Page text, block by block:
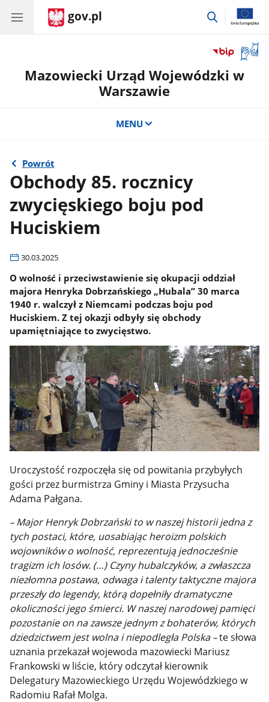
gov.pl
przejdź
okno
z
Mazowiecki Urząd Wojewódzki w
Warszawie
MENU
Powrót
Obchody 85. rocznicy
zwycięskiego boju pod
Huciskiem
30.03.2025
O wolność i przeciwstawienie się okupacji oddział
majora Henryka Dobrzańskiego „Hubala” 30 marca
1940 r. walczył z Niemcami podczas boju pod
Huciskiem. Z tej okazji odbyły się obchody
upamiętniające to zwycięstwo.
Uroczystość rozpoczęła się od powitania przybyłych
gości przez burmistrza Gminy i Miasta Przysucha
Adama Pałgana.
– Major Henryk Dobrzański to w naszej historii jedna z
tych postaci, które, uosabiając heroizm polskich
wojowników o wolność, reprezentują jednocześnie
tragizm ich losów. (…) Czyny hubalczyków, a zwłaszcza
niezłomna postawa, odwaga i talenty taktyczne majora
przeszły do legendy, którą dopełniły dramatyczne
okoliczności jego śmierci. W naszej narodowej pamięci
pozostanie on na zawsze jednym z bohaterów, których
dziedzictwem jest wolna i niepodległa Polska –te słowa
uznania przekazał wojewoda mazowiecki Mariusz
Frankowski w liście, który odczytał kierownik
Delegatury Mazowieckiego Urzędu Wojewódzkiego w
Radomiu Rafał Molga.